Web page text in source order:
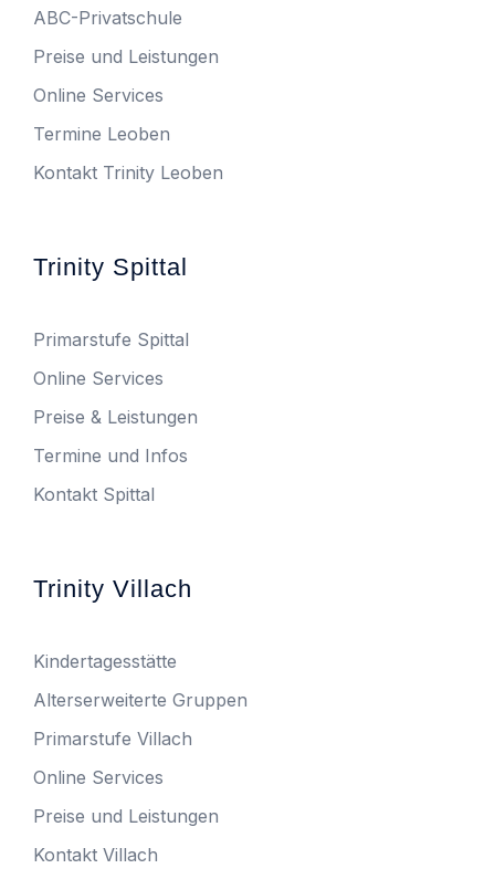
ABC-Privatschule
Preise und Leistungen
Online Services
Termine Leoben
Kontakt Trinity Leoben
Trinity Spittal
Primarstufe Spittal
Online Services
Preise & Leistungen
Termine und Infos
Kontakt Spittal
Trinity Villach
Kindertagesstätte
Alterserweiterte Gruppen
Primarstufe Villach
Online Services
Preise und Leistungen
Kontakt Villach